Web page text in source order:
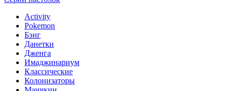
Activity
Pokemon
Бэнг
Данетки
Дженга
Имаджинариум
Классические
Колонизаторы